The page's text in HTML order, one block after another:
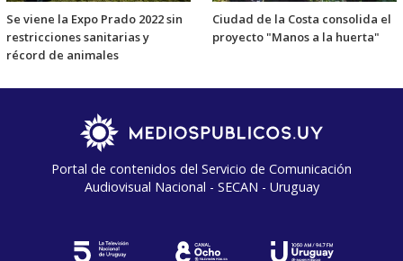
Se viene la Expo Prado 2022 sin
restricciones sanitarias y
récord de animales
Ciudad de la Costa consolida el
proyecto "Manos a la huerta"
Portal de contenidos del Servicio de Comunicación
Audiovisual Nacional - SECAN - Uruguay